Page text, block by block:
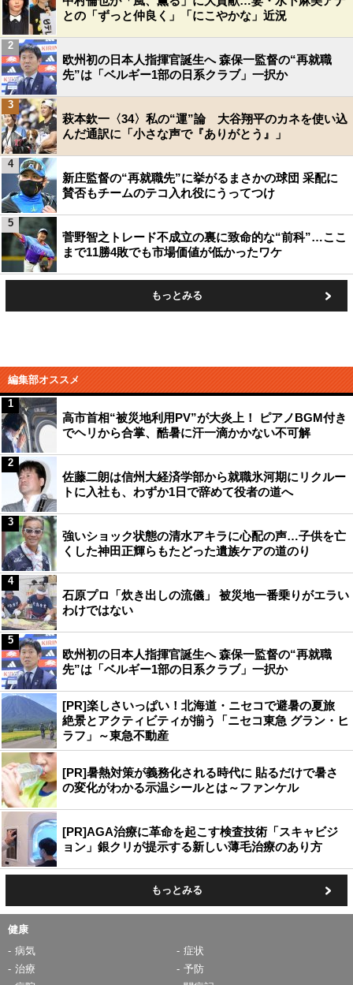
との「ずっと仲良く」「にこやかな」近況
欧州初の日本人指揮官誕生へ 森保一監督の“再就職
先”は「ベルギー1部の日系クラブ」一択か
2
萩本欽一〈34〉私の“運”論 大谷翔平のカネを使い込
んだ通訳に「小さな声で『ありがとう』」
3
新庄監督の“再就職先”に挙がるまさかの球団 采配に
賛否もチームのテコ入れ役にうってつけ
4
菅野智之トレード不成立の裏に致命的な“前科”…ここ
まで11勝4敗でも市場価値が低かったワケ
5
もっとみる
編集部オススメ
高市首相“被災地利用PV”が大炎上！ ピアノBGM付き
でヘリから合掌、酷暑に汗一滴かかない不可解
1
佐藤二朗は信州大経済学部から就職氷河期にリクルー
トに入社も、わずか1日で辞めて役者の道へ
2
強いショック状態の清水アキラに心配の声…子供を亡
くした神田正輝らもたどった遺族ケアの道のり
3
石原プロ「炊き出しの流儀」 被災地一番乗りがエラい
わけではない
4
欧州初の日本人指揮官誕生へ 森保一監督の“再就職
先”は「ベルギー1部の日系クラブ」一択か
5
[PR]楽しさいっぱい！北海道・ニセコで避暑の夏旅
絶景とアクティビティが揃う「ニセコ東急 グラン・ヒ
ラフ」～東急不動産
[PR]暑熱対策が義務化される時代に 貼るだけで暑さ
の変化がわかる示温シールとは～ファンケル
[PR]AGA治療に革命を起こす検査技術「スキャビジ
ョン」銀クリが提示する新しい薄毛治療のあり方
もっとみる
健康
病気
症状
治療
予防